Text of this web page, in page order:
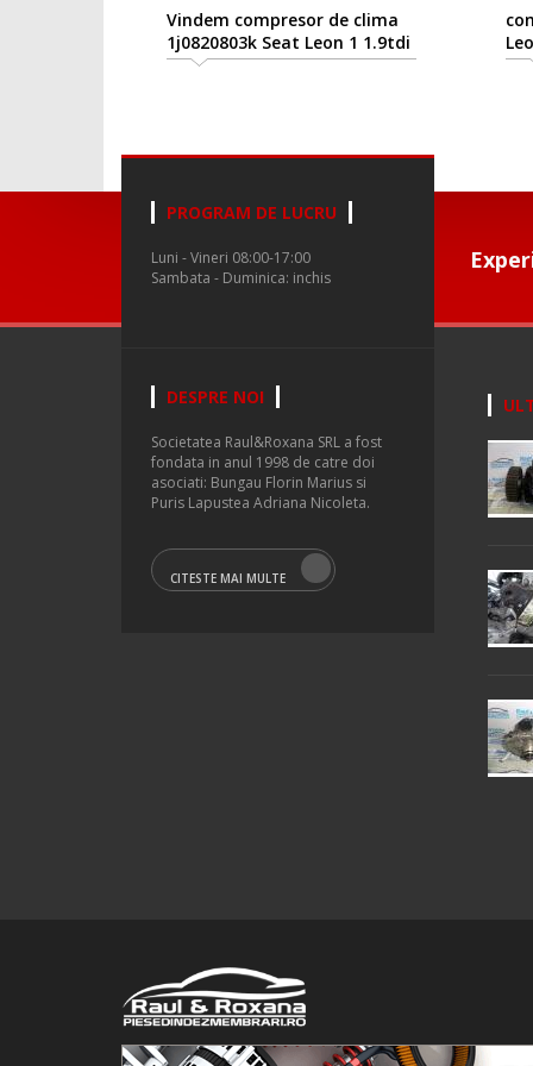
Vindem compresor de clima
1j0820803k Seat Leon 1 1.9tdi
asz
PROGRAM DE LUCRU
Luni - Vineri 08:00-17:00
Sambata - Duminica: inchis
DESPRE NOI
Societatea Raul&Roxana SRL a fost
fondata in anul 1998 de catre doi
asociati: Bungau Florin Marius si
Puris Lapustea Adriana Nicoleta.
CITESTE MAI MULTE
© 2016 Raul&Roxana SRL. Toate drepturile rezervate.